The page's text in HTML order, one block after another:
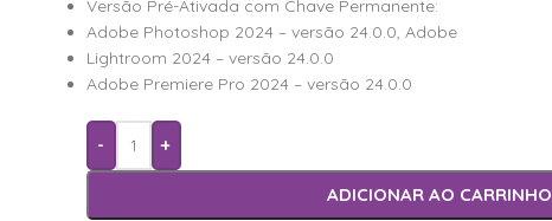
Versão Pré-Ativada com Chave Permanente:
Adobe Photoshop 2024 – versão 24.0.0, Adobe
Lightroom 2024 – versão 24.0.0
Adobe Premiere Pro 2024 – versão 24.0.0
- +
ADICIONAR AO CARRINHO